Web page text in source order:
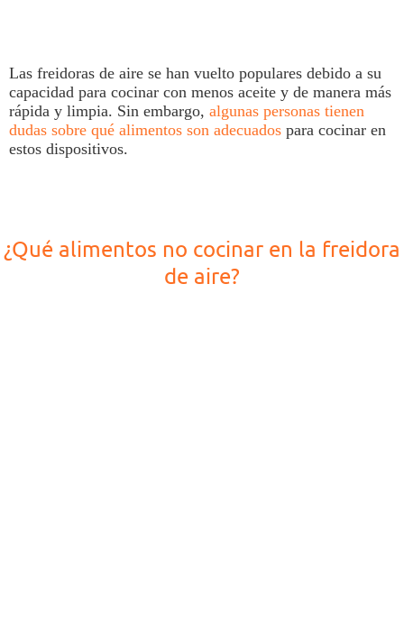
Lasfreidoras de airese han vuelto populares debido a su
capacidad para cocinar con menos aceite y de manera más
rápida y limpia. Sin embargo, algunas personas tienen
dudas sobre qué alimentos son adecuadospara cocinar en
estos dispositivos.
¿Qué alimentos no cocinar en la freidora
de aire?